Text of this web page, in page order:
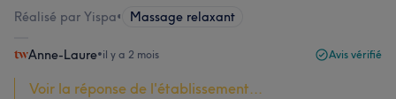
Réalisé par Yispa• Massage relaxant
Anne-Laure•il y a 2 mois Avis vérifié
Voir la réponse de l'établissement...